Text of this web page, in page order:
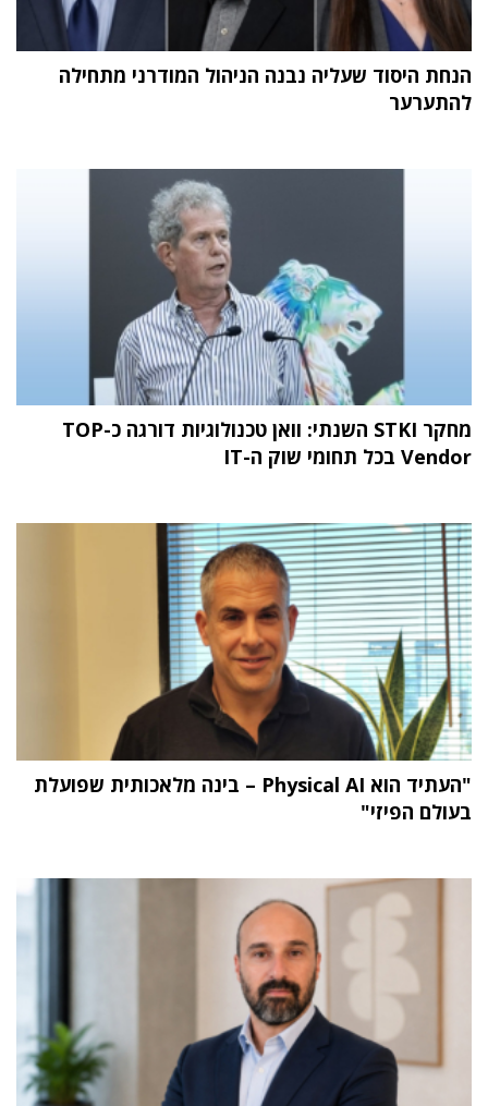
הנחת היסוד שעליה נבנה הניהול המודרני מתחילה
להתערער
מחקר STKI השנתי: וואן טכנולוגיות דורגה כ-TOP
Vendor בכל תחומי שוק ה-IT
"העתיד הוא Physical AI – בינה מלאכותית שפועלת
בעולם הפיזי"